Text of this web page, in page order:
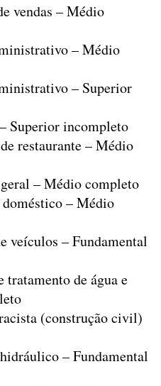
vendas – Médio
– Médio
– Superior
Superior incompleto
restaurante – Médio
– Médio completo
– Médio
veículos – Fundamental
tratamento de água e
(construção civil)
– Fundamental